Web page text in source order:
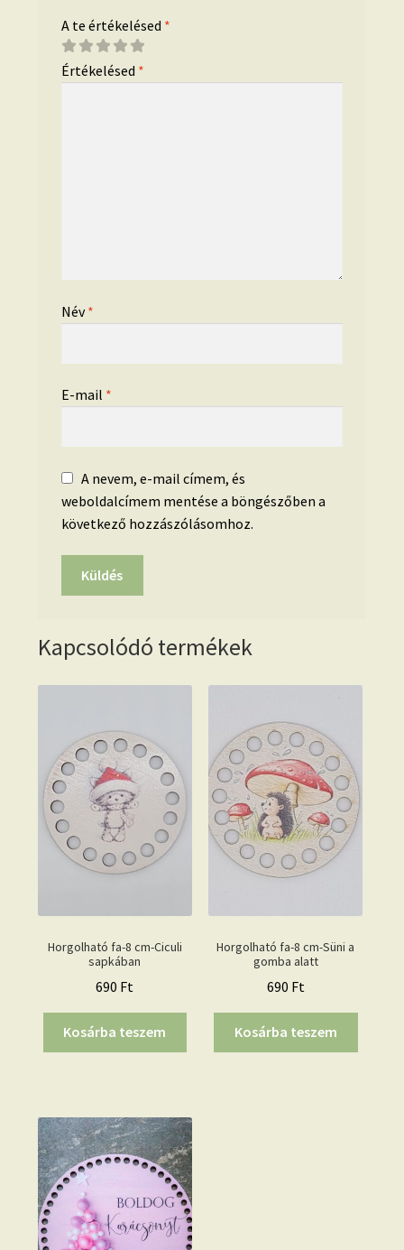
A te értékelésed *
Értékelésed *
Név*
E-mail *
A nevem, e-mail címem, és
weboldalcímem mentése a böngészőben a
következő hozzászólásomhoz.
Kapcsolódó termékek
Horgolható fa-8 cm-Ciculi
sapkában
690 Ft
Kosárba teszem
Horgolható fa-8 cm-Süni a
gomba alatt
690 Ft
Kosárba teszem